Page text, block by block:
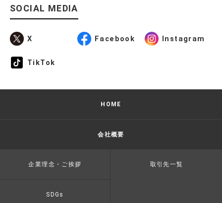
SOCIAL MEDIA
X Facebook Instagram
TikTok
HOME
会社概要
企業理念・ご挨拶 取引先一覧
SDGs